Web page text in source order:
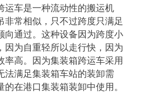
车是一种流动性的搬运机
非常相似，只不过跨度只满足
向通过。这种设备因为跨度小
因为自重轻所以走行快，因为
率高。因为集装箱跨运车采用
法满足集装箱车站的装卸需
在港口集装箱装卸中使用。